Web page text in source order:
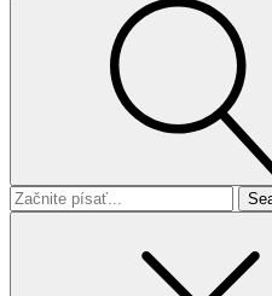
Search
for